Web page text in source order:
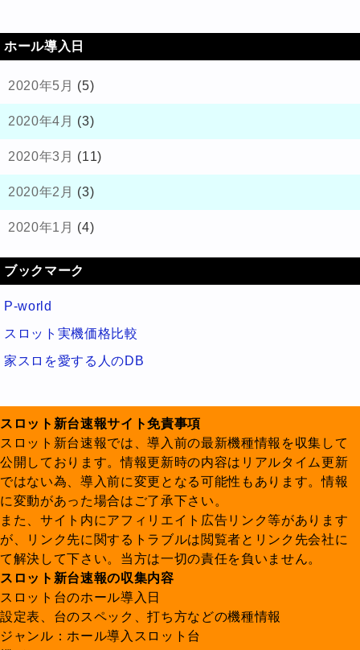
ホール導入日
2020年5月 (5)
2020年4月 (3)
2020年3月 (11)
2020年2月 (3)
2020年1月 (4)
ブックマーク
P-world
スロット実機価格比較
家スロを愛する人のDB
スロット新台速報サイト免責事項
スロット新台速報では、導入前の最新機種情報を収集して
公開しております。情報更新時の内容はリアルタイム更新
ではない為、導入前に変更となる可能性もあります。情報
に変動があった場合はご了承下さい。
また、サイト内にアフィリエイト広告リンク等があります
が、リンク先に関するトラブルは閲覧者とリンク先会社に
て解決して下さい。当方は一切の責任を負いません。
スロット新台速報の収集内容
スロット台のホール導入日
設定表、台のスペック、打ち方などの機種情報
ジャンル：ホール導入スロット台